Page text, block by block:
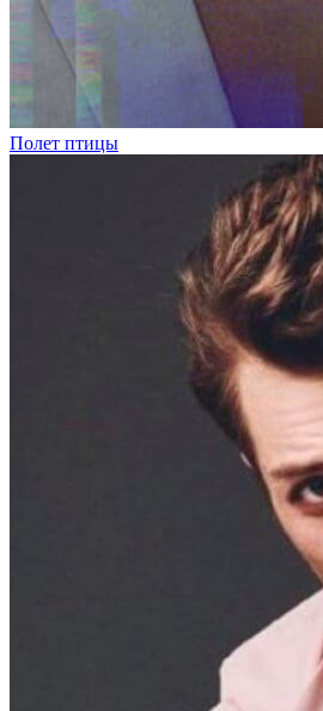
Полет птицы